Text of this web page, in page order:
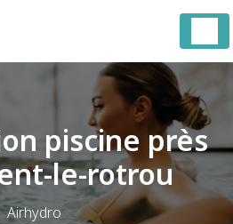
piscine près
le-rotrou
Airhydro